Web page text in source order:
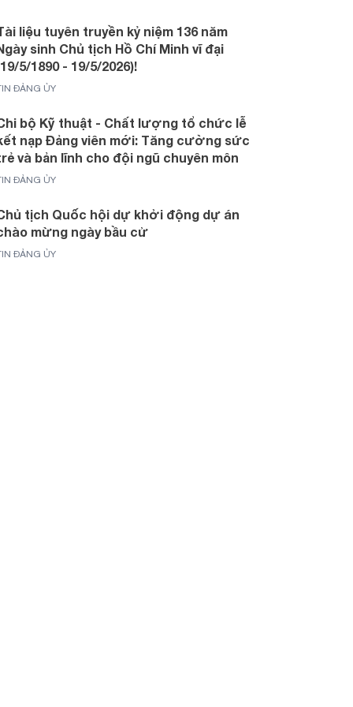
liệu tuyên truyền kỷ niệm 136 năm
sinh Chủ tịch Hồ Chí Minh vĩ đại
5/1890 - 19/5/2026)!
ĐẢNG ỦY
bộ Kỹ thuật - Chất lượng tổ chức lễ
nạp Đảng viên mới: Tăng cường sức
và bản lĩnh cho đội ngũ chuyên môn
ĐẢNG ỦY
tịch Quốc hội dự khởi động dự án
mừng ngày bầu cử
ĐẢNG ỦY